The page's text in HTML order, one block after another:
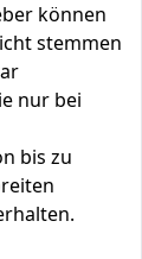
können
stemmen
nur bei
bis zu